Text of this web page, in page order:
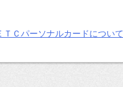
ＴＣパーソナルカードについて